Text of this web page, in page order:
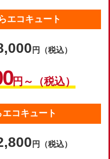
エコキュート
円（税込）
円～（税込）
コキュート
円（税込）